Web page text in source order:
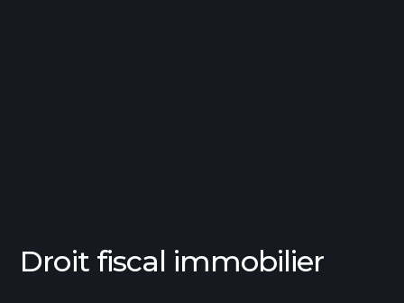
Droit fiscal immobilier